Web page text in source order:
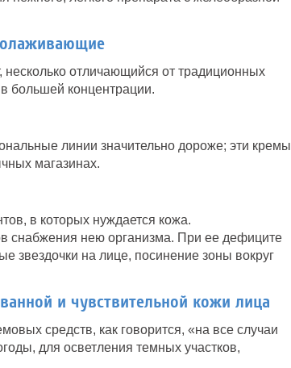
несколько отличающийся от традиционных
большей концентрации.
линии значительно дороже; эти кремы
магазинах.
в которых нуждается кожа.
снабжения нею организма. При ее дефиците
звездочки на лице, посинение зоны вокруг
и чувствительной кожи лица
средств, как говорится, «на все случаи
для осветления темных участков,